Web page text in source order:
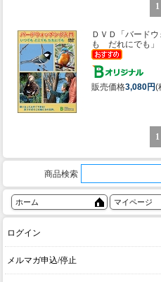
1
ＤＶＤ「バード
も だれにでも」
販売価格3,080円(
1
商品検索
ホーム マイページ
ログイン
メルマガ申込/停止